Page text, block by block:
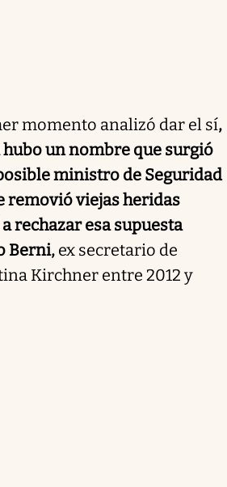
momento analizó dar el sí,
hubo un nombre que surgió
ministro de Seguridad
removió viejas heridas
rechazar esa supuesta
Berni, ex secretario de
Kirchner entre 2012 y